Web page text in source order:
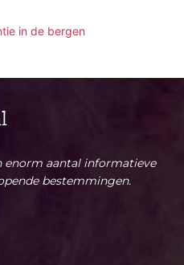
enorm aantal informatieve
bestemmingen.